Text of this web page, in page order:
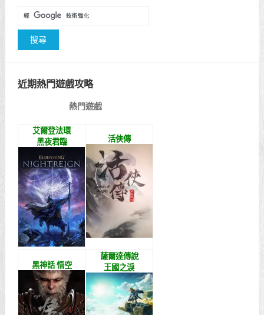
近期熱門遊戲攻略
熱門遊戲
艾爾登法環
黑夜君臨
活俠傳
黑神話 悟空
薩爾達傳說
王國之淚